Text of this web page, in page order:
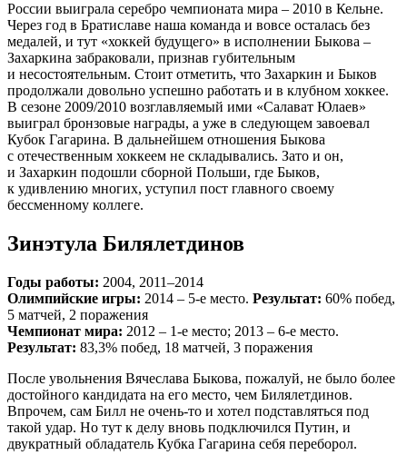
России выиграла серебро чемпионата мира – 2010 в Кельне.
Через год в Братиславе наша команда и вовсе осталась без
медалей, и тут «хоккей будущего» в исполнении Быкова –
Захаркина забраковали, признав губительным
и несостоятельным. Стоит отметить, что Захаркин и Быков
продолжали довольно успешно работать и в клубном хоккее.
В сезоне 2009/2010 возглавляемый ими «Салават Юлаев»
выиграл бронзовые награды, а уже в следующем завоевал
Кубок Гагарина. В дальнейшем отношения Быкова
с отечественным хоккеем не складывались. Зато и он,
и Захаркин подошли сборной Польши, где Быков,
к удивлению многих, уступил пост главного своему
бессменному коллеге.
Зинэтула Билялетдинов
Годы работы: 2004, 2011–2014
Олимпийские игры: 2014 – 5-е место. Результат: 60% побед,
5 матчей, 2 поражения
Чемпионат мира: 2012 – 1-е место; 2013 – 6-е место.
Результат: 83,3% побед, 18 матчей, 3 поражения
После увольнения Вячеслава Быкова, пожалуй, не было более
достойного кандидата на его место, чем Билялетдинов.
Впрочем, сам Билл не очень-то и хотел подставляться под
такой удар. Но тут к делу вновь подключился Путин, и
двукратный обладатель Кубка Гагарина себя переборол.